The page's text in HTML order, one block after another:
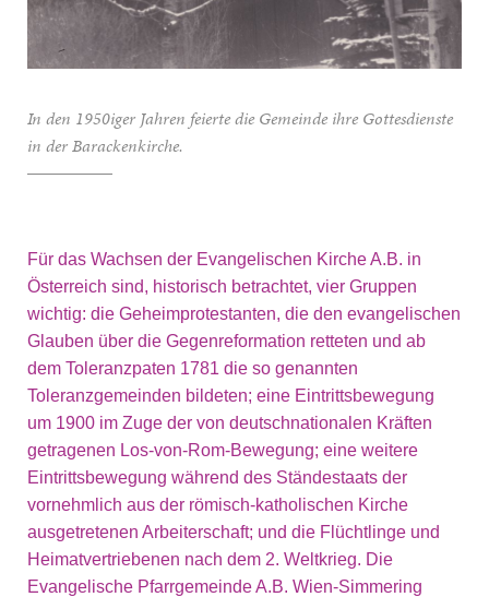
In den 1950iger Jahren feierte die Gemeinde ihre Gottesdienste
in der Barackenkirche.
Für das Wachsen der Evangelischen Kirche A.B. in
Österreich sind, historisch betrachtet, vier Gruppen
wichtig: die Geheimprotestanten, die den evangelischen
Glauben über die Gegenreformation retteten und ab
dem Toleranzpaten 1781 die so genannten
Toleranzgemeinden bildeten; eine Eintrittsbewegung
um 1900 im Zuge der von deutschnationalen Kräften
getragenen Los-von-Rom-Bewegung; eine weitere
Eintrittsbewegung während des Ständestaats der
vornehmlich aus der römisch-katholischen Kirche
ausgetretenen Arbeiterschaft; und die Flüchtlinge und
Heimatvertriebenen nach dem 2. Weltkrieg. Die
Evangelische Pfarrgemeinde A.B. Wien-Simmering